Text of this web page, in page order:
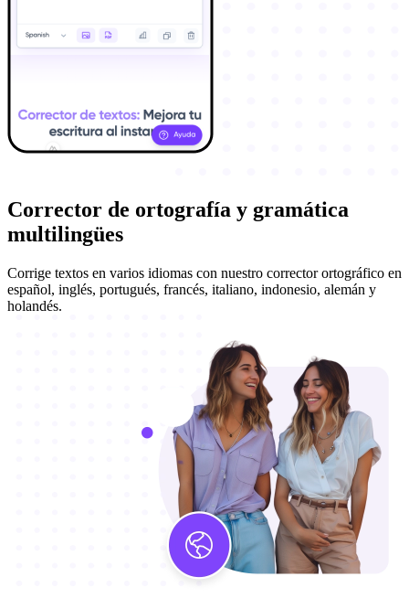
Corrector de ortografía y gramática
multilingües
Corrige textos en varios idiomas con nuestro corrector ortográfico en
español, inglés, portugués, francés, italiano, indonesio, alemán y
holandés.